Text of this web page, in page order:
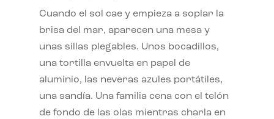
Cuando el sol cae y empieza a soplar la
brisa del mar, aparecen una mesa y
unas sillas plegables. Unos bocadillos,
una tortilla envuelta en papel de
aluminio, las neveras azules portátiles,
una sandía. Una familia cena con el telón
de fondo de las olas mientras charla en